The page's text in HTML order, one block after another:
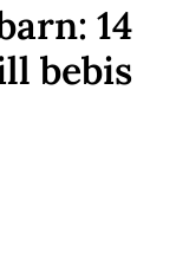
14
bebis